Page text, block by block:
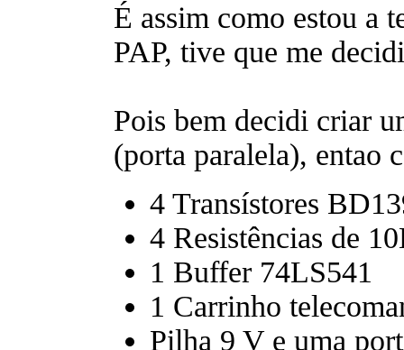
É assim como estou a
PAP, tive que me
Pois bem decidi criar
(porta paralela), entao
4 Transístores
4 Resistências de
1 Buffer 74LS541
1 Carrinho
Pilha 9 V e uma